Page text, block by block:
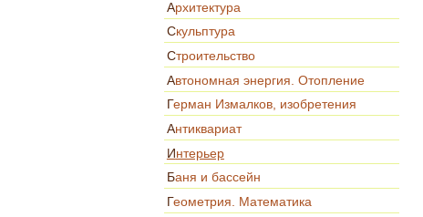
Архитектура
Скульптура
Строительство
Автономная энергия. Отопление
Герман Измалков, изобретения
Антиквариат
Интерьер
Баня и бассейн
Геометрия. Математика